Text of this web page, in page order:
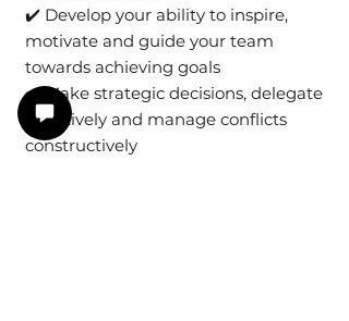
✔️ Develop your ability to inspire,
motivate and guide your team
towards achieving goals
✔️ Make strategic decisions, delegate
effectively and manage conflicts
constructively